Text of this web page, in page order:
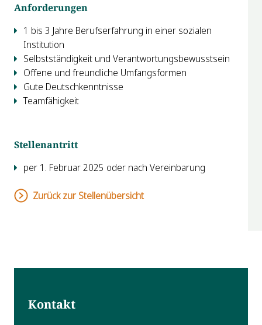
Anforderungen
1 bis 3 Jahre Berufserfahrung in einer sozialen
Institution
Selbstständigkeit und Verantwortungsbewusstsein
Offene und freundliche Umfangsformen
Gute Deutschkenntnisse
Teamfähigkeit
Stellenantritt
per 1. Februar 2025 oder nach Vereinbarung
Zurück zur Stellenübersicht
Kontakt